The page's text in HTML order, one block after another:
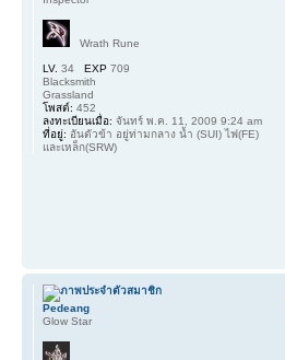
Wrath Rune
LV. 34 EXP 709
Blacksmith
Grassland
โพสต์: 452
ลงทะเบียนเมื่อ: จันทร์ พ.ค. 11, 2009 9:24 am
ที่อยู่: อันตัวข้า อยู่ท่ามกลาง น้ำ (SUI) ไฟ(FE)
และเหล็ก(SRW)
Pedeang
Glow Star